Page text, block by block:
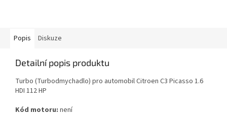
Popis Diskuze
Detailní popis produktu
Turbo (Turbodmychadlo) pro automobil Citroen C3 Picasso 1.6
HDI 112 HP
Kód motoru: není